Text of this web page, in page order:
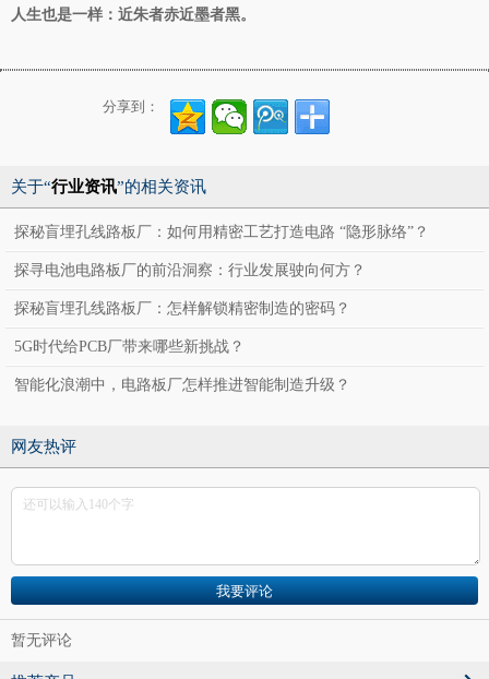
人生也是一样：近朱者赤近墨者黑。
分享到：
关于“行业资讯”的相关资讯
探秘盲埋孔线路板厂：如何用精密工艺打造电路 “隐形脉络”？
探寻电池电路板厂的前沿洞察：行业发展驶向何方？
探秘盲埋孔线路板厂：怎样解锁精密制造的密码？
5G时代给PCB厂带来哪些新挑战？
智能化浪潮中，电路板厂怎样推进智能制造升级？
网友热评
暂无评论